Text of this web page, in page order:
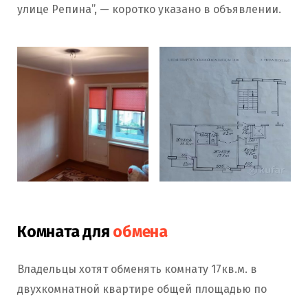
улице Репина”, — коротко указано в объявлении.
Комната для обмена
Владельцы хотят обменять комнату 17кв.м. в
двухкомнатной квартире общей площадью по